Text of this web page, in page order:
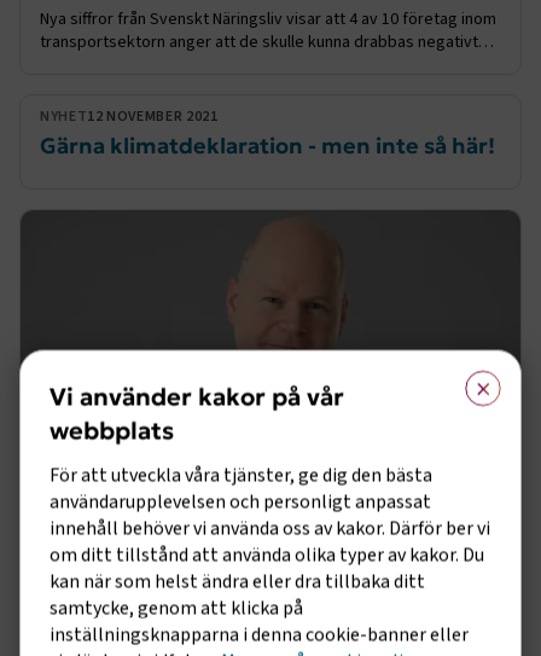
Nya siffror från Svenskt Näringsliv visar att 4 av 10 företag inom
transportsektorn anger att de skulle kunna drabbas negativt
NYHET12 NOVEMBER 2021
Gärna klimatdeklaration - men inte så här!
PRESSMEDDELANDE 11 NOVEMBER 2021 | Uppdaterad 11 nov. 2025
Transportföretagen välkomnar COP26
Flygdeklaration
Transportföretagen ser mycket positivt på att Sveriges
×
Vi använder kakor på vår
webbplats
För att utveckla våra tjänster, ge dig den bästa
användarupplevelsen och personligt anpassat
innehåll behöver vi använda oss av kakor. Därför ber vi
om ditt tillstånd att använda olika typer av kakor. Du
kan när som helst ändra eller dra tillbaka ditt
samtycke, genom att klicka på
inställningsknapparna i denna cookie-banner eller